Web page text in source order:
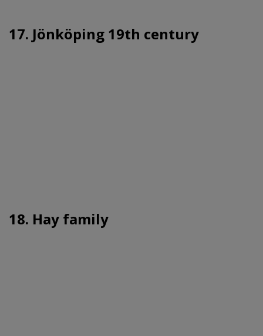
17. Jönköping 19th century
18. Hay family